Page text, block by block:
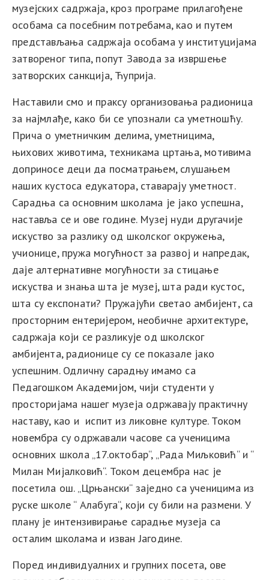
музејских садржаја, кроз програме прилагођене
особама са посебним потребама, као и путем
представљања садржаја особама у институцијама
затвореног типа, попут Завода за извршење
затворских санкција, Ћуприја.
Наставили смо и праксу организовања радионица
за најмлађе, како би се упознали са уметношћу.
Прича о уметничким делима, уметницима,
њихових животима, техникама цртања, мотивима
доприносе деци да посматрањем, слушањем
наших кустоса едукатора, ставарају уметност.
Сарадња са основним школама је јако успешна,
наставља се и ове године. Музеј нуди другачије
искуство за разлику од школског окружења,
учионице, пружа могућност за развој и напредак,
даје алтернативне могућности за стицање
искуства и знања шта је музеј, шта ради кустос,
шта су експонати? Пружајући светао амбијент, са
просторним ентеријером, необичне архитектуре,
садржаја који се разликује од школског
амбијента, радионице су се показале јако
успешним. Одличну сарадњу имамо са
Педагошком Академијом, чији студенти у
просторијама нашег музеја одржавају практичну
наставу, као и испит из ликовне културе. Током
новембра су одржавали часове са ученицима
основних школа „17.октобар“, „Рада Миљковић“ и “
Милан Мијалковић“. Током децембра нас је
посетила ош. „Црњански“ заједно са ученицима из
руске школе “ Алабуга“, који су били на размени. У
плану је интензивирање сарадње музеја са
осталим школама и изван Јагодине.
Поред индивидуалних и групних посета, ове